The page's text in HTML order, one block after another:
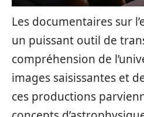
Les documentaires sur
un puissant outil de
compréhension de
images saisissantes et
ces productions